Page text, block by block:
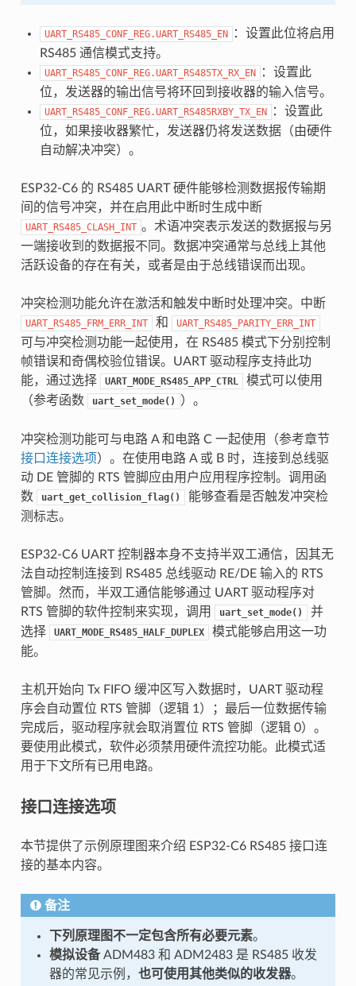
UART_RS485_CONF_REG.UART_RS485_EN
：设置此位将启用
RS485 通信模式支持。
UART_RS485_CONF_REG.UART_RS485TX_RX_EN
：设置此
位，发送器的输出信号将环回到接收器的输入信号。
UART_RS485_CONF_REG.UART_RS485RXBY_TX_EN
：设置此
位，如果接收器繁忙，发送器仍将发送数据（由硬件
自动解决冲突）。
ESP32-C6 的 RS485 UART 硬件能够检测数据报传输期
间的信号冲突，并在启用此中断时生成中断
UART_RS485_CLASH_INT 。术语冲突表示发送的数据报与另
一端接收到的数据报不同。数据冲突通常与总线上其他
活跃设备的存在有关，或者是由于总线错误而出现。
冲突检测功能允许在激活和触发中断时处理冲突。中断
UART_RS485_FRM_ERR_INT 和 UART_RS485_PARITY_ERR_INT
可与冲突检测功能一起使用，在 RS485 模式下分别控制
帧错误和奇偶校验位错误。UART 驱动程序支持此功
能，通过选择
UART_MODE_RS485_APP_CTRL
模式可以使用
（参考函数
uart_set_mode() ）。
冲突检测功能可与电路 A 和电路 C 一起使用（参考章节
接口连接选项）。在使用电路 A 或 B 时，连接到总线驱
动 DE 管脚的 RTS 管脚应由用户应用程序控制。调用函
数
uart_get_collision_flag()
能够查看是否触发冲突检
测标志。
ESP32-C6 UART 控制器本身不支持半双工通信，因其无
法自动控制连接到 RS485 总线驱动 RE/DE 输入的 RTS
管脚。然而，半双工通信能够通过 UART 驱动程序对
RTS 管脚的软件控制来实现，调用
uart_set_mode()
并
选择
UART_MODE_RS485_HALF_DUPLEX
模式能够启用这一功
能。
主机开始向 Tx FIFO 缓冲区写入数据时，UART 驱动程
序会自动置位 RTS 管脚（逻辑 1）；最后一位数据传输
完成后，驱动程序就会取消置位 RTS 管脚（逻辑 0）。
要使用此模式，软件必须禁用硬件流控功能。此模式适
用于下文所有已用电路。
接口连接选项
本节提供了示例原理图来介绍 ESP32-C6 RS485 接口连
接的基本内容。
备注
下列原理图不一定包含所有必要元素。
模拟设备ADM483 和 ADM2483 是 RS485 收发
器的常见示例， 也可使用其他类似的收发器。